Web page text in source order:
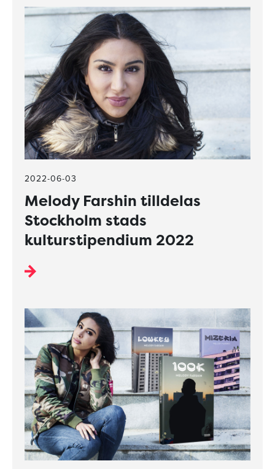
2022-06-03
Melody Farshin tilldelas
Stockholm stads
kulturstipendium 2022